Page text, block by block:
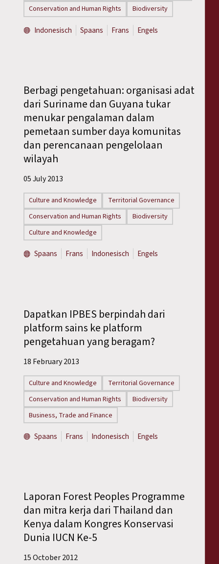
Conservation and Human Rights
Biodiversity
Indonesisch Spaans Frans Engels
Berbagi pengetahuan: organisasi adat
dari Suriname dan Guyana tukar
menukar pengalaman dalam
pemetaan sumber daya komunitas
dan perencanaan pengelolaan
wilayah
05 July 2013
Culture and Knowledge
Territorial Governance
Conservation and Human Rights
Biodiversity
Culture and Knowledge
Spaans Frans Indonesisch Engels
Dapatkan IPBES berpindah dari
platform sains ke platform
pengetahuan yang beragam?
18 February 2013
Culture and Knowledge
Territorial Governance
Conservation and Human Rights
Biodiversity
Business, Trade and Finance
Spaans Frans Indonesisch Engels
Laporan Forest Peoples Programme
dan mitra kerja dari Thailand dan
Kenya dalam Kongres Konservasi
Dunia IUCN Ke-5
15 October 2012